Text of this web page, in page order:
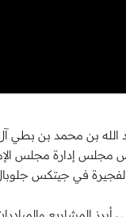
الله بن محمد بن بطي
مجلس إدارة مجلس
في جيتكس